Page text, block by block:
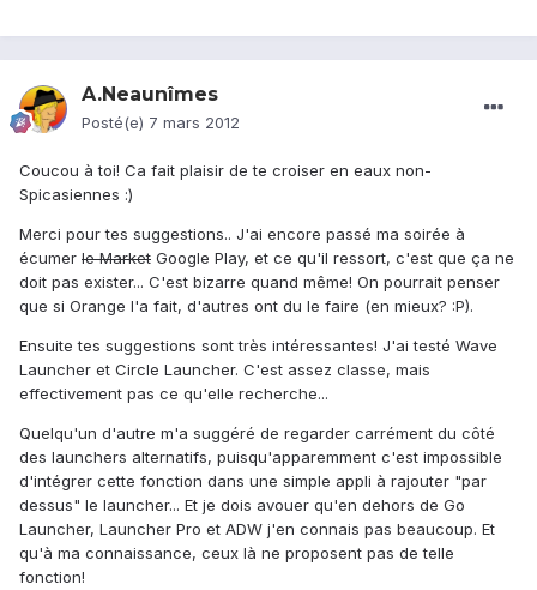
A.Neaunîmes
Posté(e) 7 mars 2012
Coucou à toi! Ca fait plaisir de te croiser en eaux non-
Spicasiennes :)
Merci pour tes suggestions.. J'ai encore passé ma soirée à
écumer le Market Google Play, et ce qu'il ressort, c'est que ça ne
doit pas exister... C'est bizarre quand même! On pourrait penser
que si Orange l'a fait, d'autres ont du le faire (en mieux? :P).
Ensuite tes suggestions sont très intéressantes! J'ai testé Wave
Launcher et Circle Launcher. C'est assez classe, mais
effectivement pas ce qu'elle recherche...
Quelqu'un d'autre m'a suggéré de regarder carrément du côté
des launchers alternatifs, puisqu'apparemment c'est impossible
d'intégrer cette fonction dans une simple appli à rajouter "par
dessus" le launcher... Et je dois avouer qu'en dehors de Go
Launcher, Launcher Pro et ADW j'en connais pas beaucoup. Et
qu'à ma connaissance, ceux là ne proposent pas de telle
fonction!